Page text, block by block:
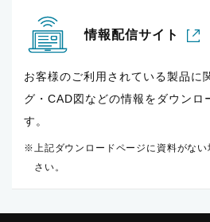
情報配信サイト
お客様のご利用されている製品に
グ・CAD図などの情報をダウンロ
す。
上記ダウンロードページに資料がな
さい。